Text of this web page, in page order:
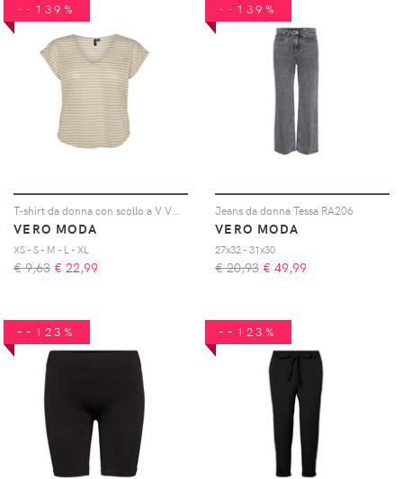
--139%
VERO MODA
XS - S - M - L - XL
€ 9,63 € 22,99
--139%
Jeans da donna Tessa RA206
VERO MODA
27x32 - 31x30
€ 20,93 € 49,99
--123% --123%